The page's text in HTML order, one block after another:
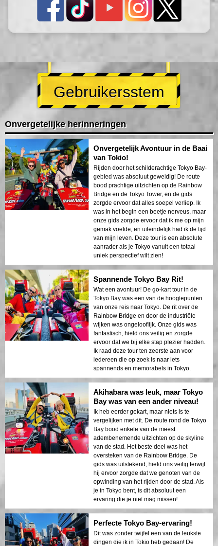
Gebruikersstem
Onvergetelijke herinneringen
Onvergetelijk Avontuur in de Baai
van Tokio!
Rijden door het schilderachtige Tokyo Bay-
gebied was absoluut geweldig! De route
bood prachtige uitzichten op de Rainbow
Bridge en de Tokyo Tower, en de gids
zorgde ervoor dat alles soepel verliep. Ik
was in het begin een beetje nerveus, maar
onze gids zorgde ervoor dat ik me op mijn
gemak voelde, en uiteindelijk had ik de tijd
van mijn leven. Deze tour is een absolute
aanrader als je Tokyo vanuit een totaal
uniek perspectief wilt zien!
Spannende Tokyo Bay Rit!
Wat een avontuur! De go-kart tour in de
Tokyo Bay was een van de hoogtepunten
van onze reis naar Tokyo. De rit over de
Rainbow Bridge en door de industriële
wijken was ongelooflijk. Onze gids was
fantastisch, hield ons veilig en zorgde
ervoor dat we bij elke stap plezier hadden.
Ik raad deze tour ten zeerste aan voor
iedereen die op zoek is naar iets
spannends en memorabels in Tokyo.
Akihabara was leuk, maar Tokyo
Bay was van een ander niveau!
Ik heb eerder gekart, maar niets is te
vergelijken met dit. De route rond de Tokyo
Bay bood enkele van de meest
adembenemende uitzichten op de skyline
van de stad. Het beste deel was het
oversteken van de Rainbow Bridge. De
gids was uitstekend, hield ons veilig terwijl
hij ervoor zorgde dat we genoten van de
opwinding van het rijden door de stad. Als
je in Tokyo bent, is dit absoluut een
ervaring die je niet mag missen!
Perfecte Tokyo Bay-ervaring!
Dit was zonder twijfel een van de leukste
dingen die ik in Tokio heb gedaan! De